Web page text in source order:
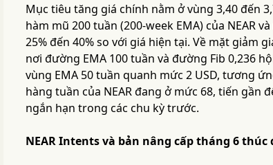
Mục tiêu tăng giá chính nằm ở vùng 3,40 đến
hàm mũ 200 tuần (200-week EMA) của NEAR
25% đến 40% so với giá hiện tại. Về mặt giảm
nơi đường EMA 100 tuần và đường Fib 0,236
vùng EMA 50 tuần quanh mức 2 USD, tương
hàng tuần của NEAR đang ở mức 68, tiến
ngắn hạn trong các chu kỳ trước.
NEAR Intents và bản nâng cấp tháng 6 thúc